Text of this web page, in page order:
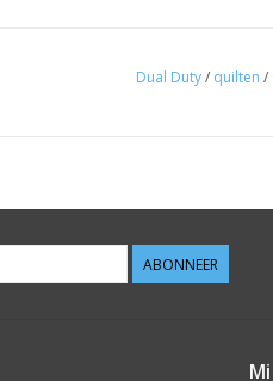
Dual Duty/ quilten /
ABONNEER